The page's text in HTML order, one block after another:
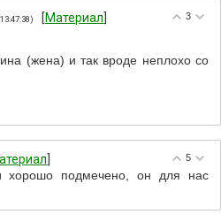
3
[Материал
(жена) и так вроде неплохо со
5
хорошо подмечено, он для нас